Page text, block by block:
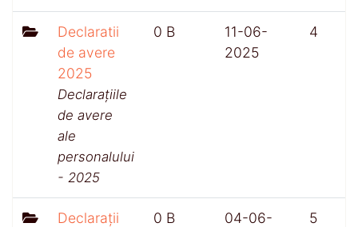
Declaratii
de avere
2025
Declarațiile
de avere
ale
personalului
- 2025
0 B
11-06-
2025
4
Declarații
0 B
04-06-
5